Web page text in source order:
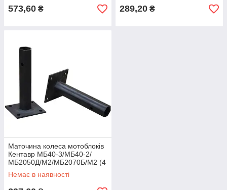
573,60 ₴ 289,20 ₴
Маточина колеса мотоблоків
Кентавр МБ40-3/МБ40-2/
МБ2050Д/М2/МБ2070Б/М2 (4
отв.L=180мм, d=24мм)
Немає в наявності